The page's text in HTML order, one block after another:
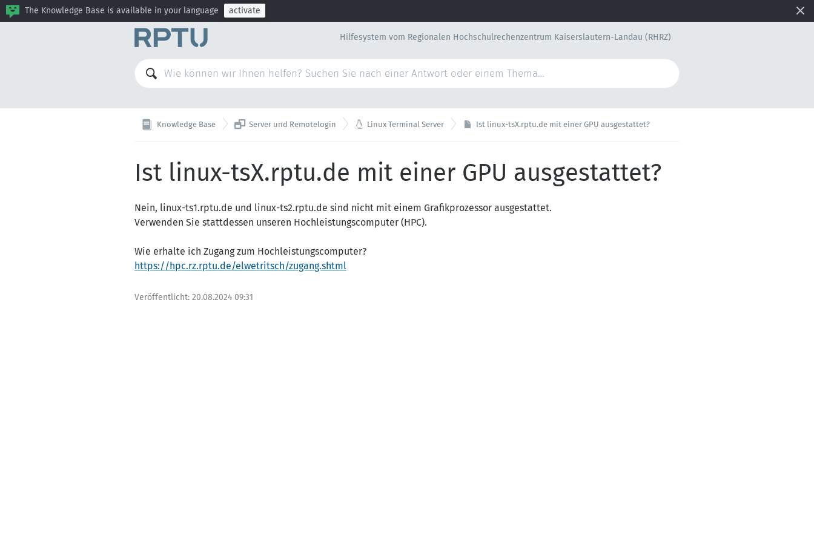
The Knowledge Base is available in your language activate
Hilfesystem vom Regionalen Hochschulrechenzentrum Kaiserslautern-Landau (RHRZ)
Knowledge Base  Server und Remotelogin  Linux Terminal Server Ist linux-tsX.rptu.de mit einer GPU ausgestattet?
Ist linux-tsX.rptu.de mit einer GPU ausgestattet?
Nein, linux-ts1.rptu.de und linux-ts2.rptu.de sind nicht mit einem Grafikprozessor ausgestattet.
Verwenden Sie stattdessen unseren Hochleistungscomputer (HPC).
Wie erhalte ich Zugang zum Hochleistungscomputer?
https://hpc.rz.rptu.de/elwetritsch/zugang.shtml
Veröffentlicht: 20.08.2024 09:31